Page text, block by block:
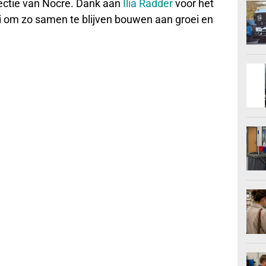
van Nocre. Dank aan Ilia Raddervoor het
zo samen te blijven bouwen aan groei en